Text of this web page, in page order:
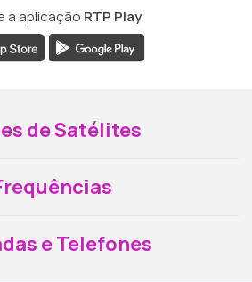
a aplicação RTP Play
de Satélites
e Telefones